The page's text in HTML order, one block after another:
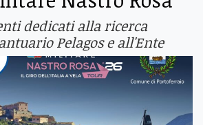
dedicati alla ricerca
Pelagos e all'Ente